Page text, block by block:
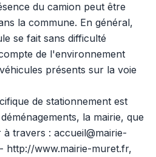
du camion peut être
la commune. En général,
se fait sans difficulté
de l'environnement
présents sur la voie
de stationnement est
la mairie, que
travers : accueil@mairie-
http://www.mairie-muret.fr,